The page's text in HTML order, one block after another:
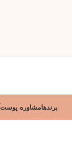
برندهامشاوره پوست